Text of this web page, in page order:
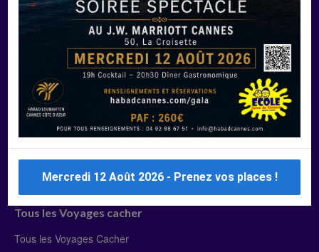
Manger Cacher
Liste des restaurants cacher
Restaurants cacher à Paris
Restaurants cacher à Deauville
Restaurants cacher à Lyon
Restaurants cacher à Marseille
Restaurants cacher Dubaï
Tous les Voyages cacher
Tous les Voyages Cacher
Mercredi 12 Août 2026 - Prenez vos places !